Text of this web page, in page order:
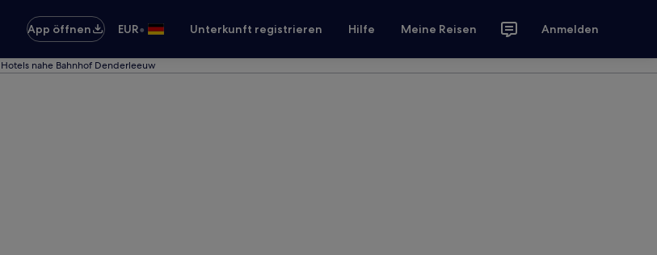
App öffnen
EUR• Unterkunft registrieren Hilfe Meine Reisen Anmelden
Hotels nahe Bahnhof Denderleeuw